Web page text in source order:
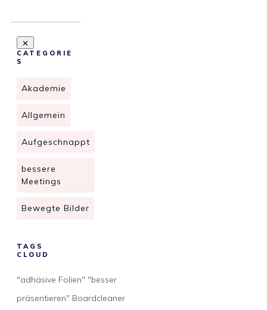
CATEGORIE
S
Akademie
Allgemein
Aufgeschnappt
bessere
Meetings
Bewegte Bilder
TAGS
CLOUD
"adhäsive Folien" "besser
präsentieren" Boardcleaner